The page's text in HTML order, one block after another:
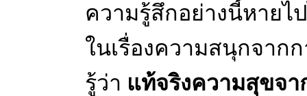
ความรู้สึกอย่างนี้หายไ
ในเรื่องความสนุกจาก
รู้ว่า แท้จริงความสุขจา